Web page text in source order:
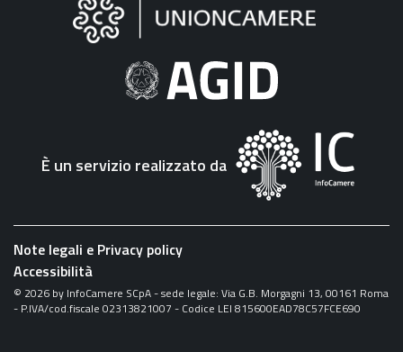
"Fattura
Elettronica"
È un servizio realizzato da
Note legali e Privacy policy
Accessibilità
© 2026 by InfoCamere SCpA - sede legale: Via G.B. Morgagni 13, 00161 Roma
- P.IVA/cod.fiscale 02313821007 - Codice LEI 815600EAD78C57FCE690